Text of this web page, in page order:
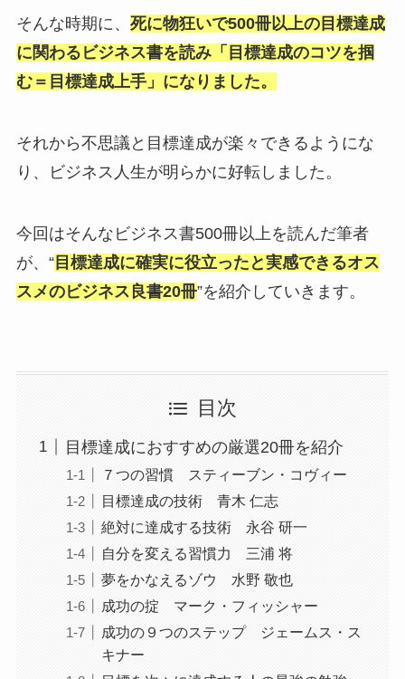
そんな時期に、 死に物狂いで500冊以上の目標達成
に関わるビジネス書を読み「目標達成のコツを掴
む＝目標達成上手」になりました。
それから不思議と目標達成が楽々できるようにな
り、ビジネス人生が明らかに好転しました。
今回はそんなビジネス書500冊以上を読んだ筆者
が、“目標達成に確実に役立ったと実感できるオス
スメのビジネス良書20冊”を紹介していきます。
目次
目標達成におすすめの厳選20冊を紹介
７つの習慣 スティーブン・コヴィー
目標達成の技術 青木 仁志
絶対に達成する技術 永谷 研一
自分を変える習慣力 三浦 将
夢をかなえるゾウ 水野 敬也
成功の掟 マーク・フィッシャー
成功の９つのステップ ジェームス・ス
キナー